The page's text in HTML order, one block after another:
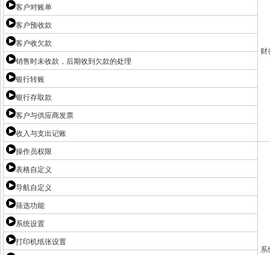
财
客户对账单
客户预收款
客户收欠款
销售时未收款，后期收到欠款的处理
银行转账
银行存取款
客户与供应商发票
收入与支出记账
操作员权限
系
表格自定义
导航自定义
筛选功能
系统设置
打印机纸张设置